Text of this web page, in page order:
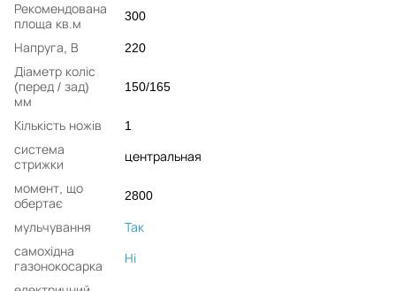
Рекомендована
площа кв.м
300
Напруга, В
220
Діаметр коліс
(перед / зад)
мм
150/165
Кількість ножів
1
система
стрижки
центральная
момент, що
обертає
2800
мульчування
Так
самохідна
газонокосарка
Ні